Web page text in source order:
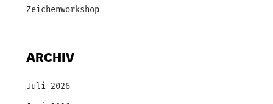
Zeichenworkshop
ARCHIV
Juli 2026